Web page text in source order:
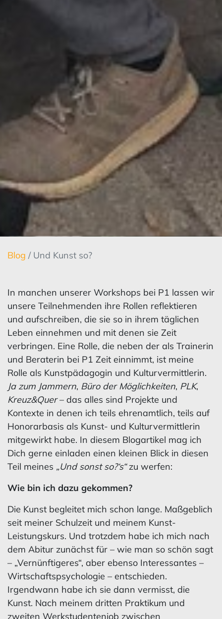
Blog / Und Kunst so?
In manchen unserer Workshops bei P1 lassen wir
unsere Teilnehmenden ihre Rollen reflektieren
und aufschreiben, die sie so in ihrem täglichen
Leben einnehmen und mit denen sie Zeit
verbringen. Eine Rolle, die neben der als Trainerin
und Beraterin bei P1 Zeit einnimmt, ist meine
Rolle als Kunstpädagogin und Kulturvermittlerin.
Ja zum Jammern, Büro der Möglichkeiten, PLK,
Kreuz&Quer– das alles sind Projekte und
Kontexte in denen ich teils ehrenamtlich, teils auf
Honorarbasis als Kunst- und Kulturvermittlerin
mitgewirkt habe. In diesem Blogartikel mag ich
Dich gerne einladen einen kleinen Blick in diesen
Teil meines „Und sonst so?‘s“zu werfen:
Wie bin ich dazu gekommen?
Die Kunst begleitet mich schon lange. Maßgeblich
seit meiner Schulzeit und meinem Kunst-
Leistungskurs. Und trotzdem habe ich mich nach
dem Abitur zunächst für – wie man so schön sagt
– „Vernünftigeres“, aber ebenso Interessantes –
Wirtschaftspsychologie – entschieden.
Irgendwann habe ich sie dann vermisst, die
Kunst. Nach meinem dritten Praktikum und
zweiten Werkstudentenjob zwischen